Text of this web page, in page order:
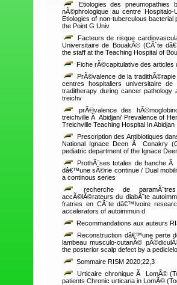
Etiologies des pneumopathies
nÃ©phrologique au centre
Etiologies of non-tuberculous bacterial
the Point G Univ
Facteurs de risque
Universitaire de BouakÃ© (CÃ´te
the staff at the Teaching Hospital of
Fiche rÃ©capitulative des articles
PrÃ©valence de la
centres hospitaliers universitaire
traditherapy during cancer
treichv
prÃ©valence des
treichville Ã Abidjan/ Prevalence of
Treichville Teaching Hospital In Abidjan
Prescription des Antibiotiques
National Ignace Deen Ã Conakry
pediatric department of the Ignace
ProthÃ¨ses totales de hanche
dâ€™une sÃ©rie continue / Dual
a continous series
recherche de paramÃ¨tres
accÃ©lÃ©rateurs du diabÃ¨te
fratries en CÃ´te dâ€™Ivoire
accelerators of autoimmun d
Recommandations aux auteurs
Reconstruction dâ€™une perte
lambeau musculo-cutanÃ©
the posterior scalp defect by a
Sommaire RISM 2020;22,3
Urticaire chronique Ã LomÃ©
patients Chronic urticaria in LomÃ©